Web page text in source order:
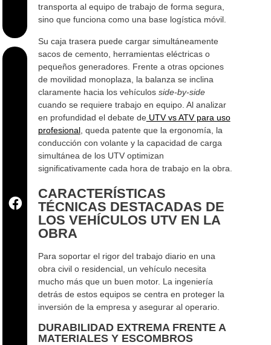
transporta al equipo de trabajo de forma segura,
sino que funciona como una base logística móvil.
Su caja trasera puede cargar simultáneamente
sacos de cemento, herramientas eléctricas o
pequeños generadores. Frente a otras opciones
de movilidad monoplaza, la balanza se inclina
claramente hacia los vehículos side-by-side
cuando se requiere trabajo en equipo. Al analizar
en profundidad el debate deUTV vs ATV para uso
profesional, queda patente que la ergonomía, la
conducción con volante y la capacidad de carga
simultánea de los UTV optimizan
significativamente cada hora de trabajo en la obra.
CARACTERÍSTICAS
TÉCNICAS DESTACADAS DE
LOS VEHÍCULOS UTV EN LA
OBRA
Para soportar el rigor del trabajo diario en una
obra civil o residencial, un vehículo necesita
mucho más que un buen motor. La ingeniería
detrás de estos equipos se centra en proteger la
inversión de la empresa y asegurar al operario.
DURABILIDAD EXTREMA FRENTE A
MATERIALES Y ESCOMBROS